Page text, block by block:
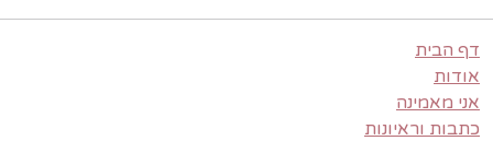
דף הבית
אודות
אני מאמינה
כתבות וראיונות